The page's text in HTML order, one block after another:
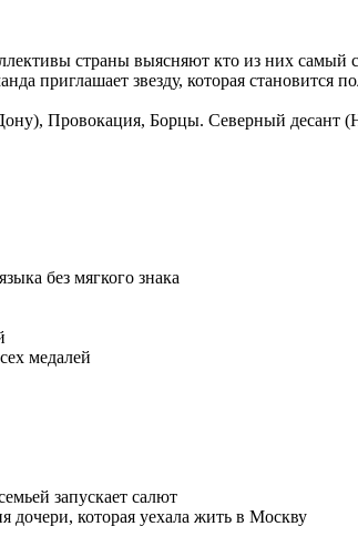
страны выясняют кто из них самый
приглашает звезду, которая становится
Провокация, Борцы. Северный десант
без мягкого знака
медалей
запускает салют
дочери, которая уехала жить в Москву